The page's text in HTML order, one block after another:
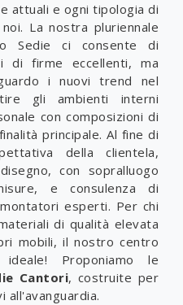
attuali e ogni tipologia di
La nostra pluriennale
Sedie ci consente di
di firme eccellenti, ma
i nuovi trend nel
gli ambienti interni
con composizioni di
principale. Al fine di
della clientela,
con sopralluogo
e consulenza di
esperti. Per chi
di qualità elevata
mobili, il nostro centro
Proponiamo le
Cantori, costruite per